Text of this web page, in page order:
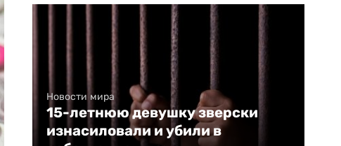
Новости мира
15-летнюю девушку зверски
изнасиловали и убили в